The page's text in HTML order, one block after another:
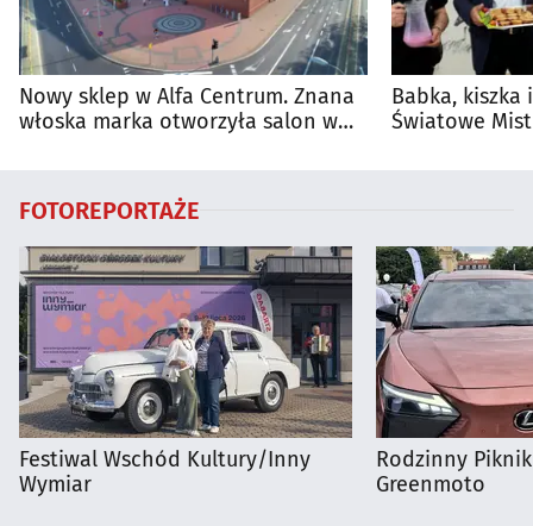
Nowy sklep w Alfa Centrum. Znana
włoska marka otworzyła salon w
Babka, kiszka
Światowe
FOTOREPORTAŻE
Festiwal Wschód Kultury/Inny
Wymiar
Rodzinny
Greenmoto